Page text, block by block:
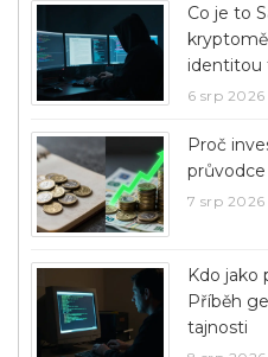
Co je to
identitou
6 srp 2026
Proč
7 srp 2026
Kdo jako
Příběh
tajnosti